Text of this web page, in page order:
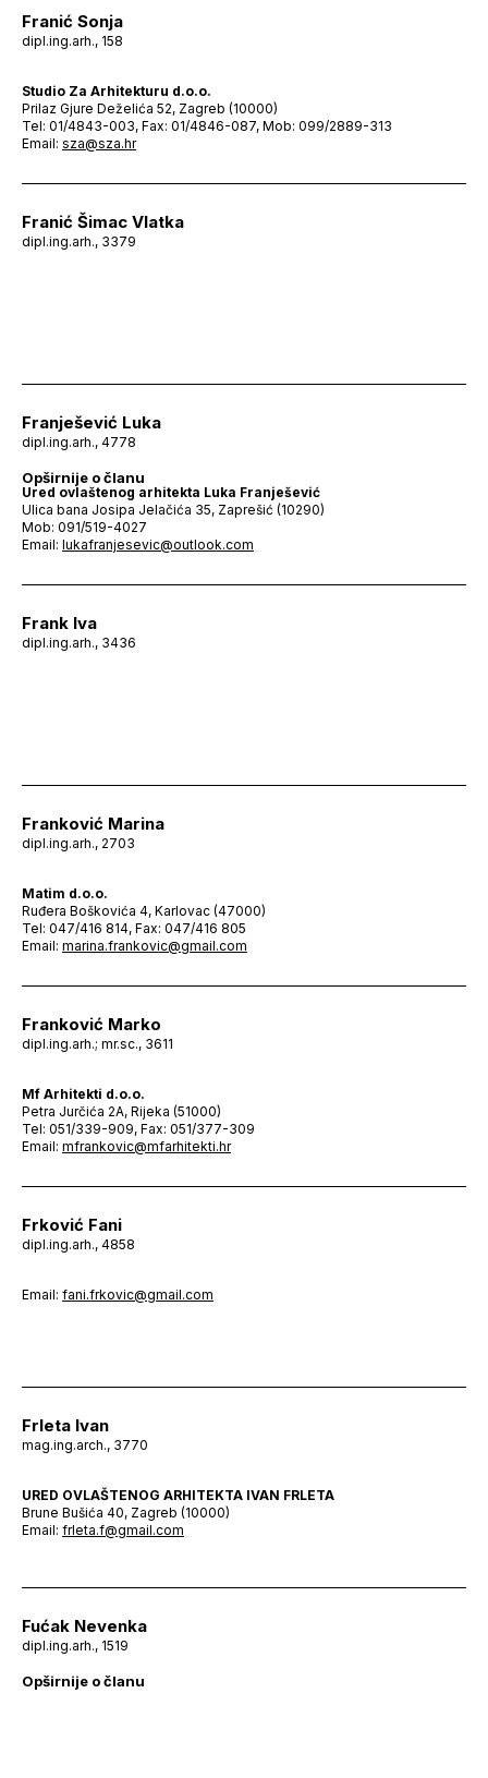
Franić Sonja
dipl.ing.arh., 158
Studio Za Arhitekturu d.o.o.
Prilaz Gjure Deželića 52, Zagreb (10000)
Tel: 01/4843-003, Fax: 01/4846-087, Mob: 099/2889-313
Email: sza@sza.hr
Franić Šimac Vlatka
dipl.ing.arh., 3379
Franješević Luka
dipl.ing.arh., 4778
Opširnije o članu
Ured ovlaštenog arhitekta Luka Franješević
Ulica bana Josipa Jelačića 35, Zaprešić (10290)
Mob: 091/519-4027
Email: lukafranjesevic@outlook.com
Frank Iva
dipl.ing.arh., 3436
Franković Marina
dipl.ing.arh., 2703
Matim d.o.o.
Ruđera Boškovića 4, Karlovac (47000)
Tel: 047/416 814, Fax: 047/416 805
Email: marina.frankovic@gmail.com
Franković Marko
dipl.ing.arh.; mr.sc., 3611
Mf Arhitekti d.o.o.
Petra Jurčića 2A, Rijeka (51000)
Tel: 051/339-909, Fax: 051/377-309
Email: mfrankovic@mfarhitekti.hr
Frković Fani
dipl.ing.arh., 4858
Email: fani.frkovic@gmail.com
Frleta Ivan
mag.ing.arch., 3770
URED OVLAŠTENOG ARHITEKTA IVAN FRLETA
Brune Bušića 40, Zagreb (10000)
Email: frleta.f@gmail.com
Fućak Nevenka
dipl.ing.arh., 1519
Opširnije o članu